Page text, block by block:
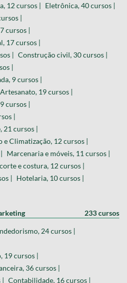
12 cursos | Eletrônica, 40 cursos |
|
cursos |
17 cursos |
| Construção civil, 30 cursos |
|
9 cursos |
Artesanato, 19 cursos |
cursos |
|
21 cursos |
Climatização, 12 cursos |
Marcenaria e móveis, 11 cursos |
e costura, 12 cursos |
| Hotelaria, 10 cursos |
233 cursos
24 cursos |
19 cursos |
36 cursos |
| Contabilidade, 16 cursos |